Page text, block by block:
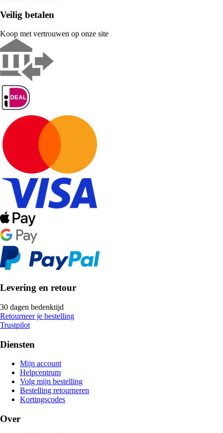
Veilig betalen
Koop met vertrouwen op onze site
Levering en retour
30 dagen bedenktijd
Retourneer je bestelling
Trustpilot
Diensten
Mijn account
Helpcentrum
Volg mijn bestelling
Bestelling retourneren
Kortingscodes
Over